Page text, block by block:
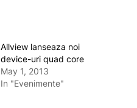
Allview lanseaza noi
device-uri quad core
May 1, 2013
In "Evenimente"